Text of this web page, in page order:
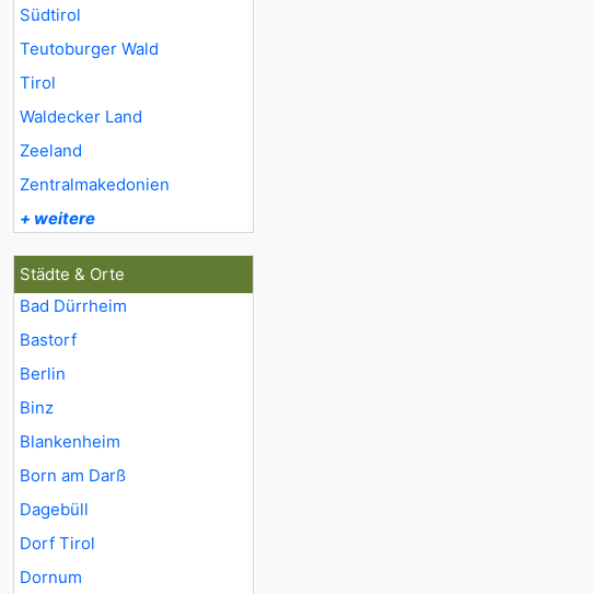
Südtirol
Teutoburger Wald
Tirol
Waldecker Land
Zeeland
Zentralmakedonien
+ weitere
Städte & Orte
Bad Dürrheim
Bastorf
Berlin
Binz
Blankenheim
Born am Darß
Dagebüll
Dorf Tirol
Dornum